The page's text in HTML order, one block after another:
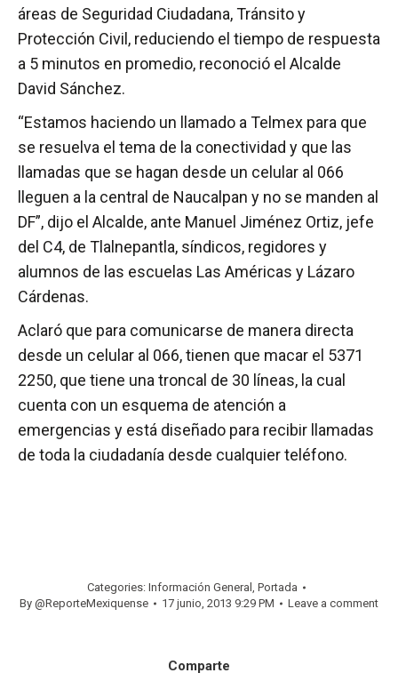
áreas de Seguridad Ciudadana, Tránsito y
Protección Civil, reduciendo el tiempo de respuesta
a 5 minutos en promedio, reconoció el Alcalde
David Sánchez.
“Estamos haciendo un llamado a Telmex para que
se resuelva el tema de la conectividad y que las
llamadas que se hagan desde un celular al 066
lleguen a la central de Naucalpan y no se manden al
DF”, dijo el Alcalde, ante Manuel Jiménez Ortiz, jefe
del C4, de Tlalnepantla, síndicos, regidores y
alumnos de las escuelas Las Américas y Lázaro
Cárdenas.
Aclaró que para comunicarse de manera directa
desde un celular al 066, tienen que macar el 5371
2250, que tiene una troncal de 30 líneas, la cual
cuenta con un esquema de atención a
emergencias y está diseñado para recibir llamadas
de toda la ciudadanía desde cualquier teléfono.
Categories: Información General , Portada
By @ReporteMexiquense 17 junio, 2013 9:29 PM Leave a comment
Comparte